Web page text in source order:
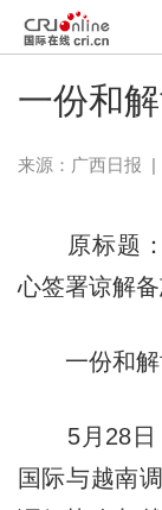
一份和
来源： 广西日报 |
原标题：
心签署谅解
一份和解
5月28日，
国际与越南